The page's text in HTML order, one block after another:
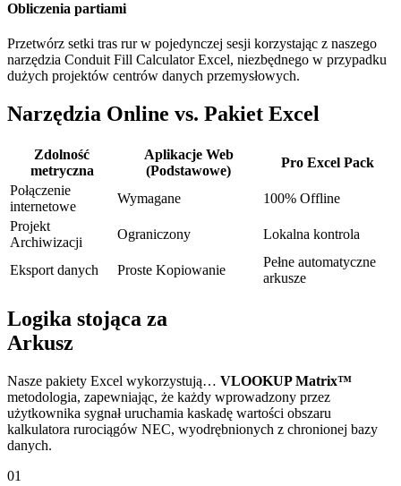
Obliczenia partiami
Przetwórz setki tras rur w pojedynczej sesji korzystając z naszego
narzędzia Conduit Fill Calculator Excel, niezbędnego w przypadku
dużych projektów centrów danych przemysłowych.
Narzędzia Online vs. Pakiet Excel
Zdolność
metryczna
Aplikacje Web
(Podstawowe)
Pro Excel Pack
Połączenie
internetowe
Wymagane
100% Offline
Projekt
Archiwizacji
Ograniczony Lokalna kontrola
Eksport danych Proste Kopiowanie
Pełne automatyczne
arkusze
Logika stojąca za
Arkusz
Nasze pakiety Excel wykorzystują… VLOOKUP Matrix™
metodologia, zapewniając, że każdy wprowadzony przez
użytkownika sygnał uruchamia kaskadę wartości obszaru
kalkulatora rurociągów NEC, wyodrębnionych z chronionej bazy
danych.
01